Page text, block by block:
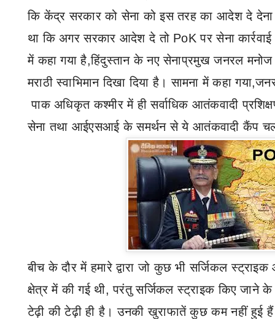
कि केंद्र सरकार को सेना को इस तरह का आदेश दे देना
था कि अगर सरकार आदेश दे तो PoKपर सेना
में कहा गया है,हिंदुस्तान के नए सेनाप्रमुख जनरल
मराठी स्वाभिमान दिखा दिया है।सामना में कहा गया,
पाक अधिकृत कश्मीर में ही सर्वाधिक आतंकवादी
सेना तथा आईएसआई के समर्थन से ये आतंकवादी कैंप
बीच के दौर में हमारे द्वारा जो कुछ भी सर्जिकल
क्षेत्र में की गई थी,परंतु सर्जिकल स्ट्राइक किए जाने के
टेढ़ी की टेढ़ी ही है। उनकी खुराफातें कुछ कम नहीं हुई